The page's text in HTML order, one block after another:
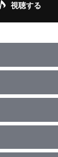
視聴する
イベント参加申
ダムで1種